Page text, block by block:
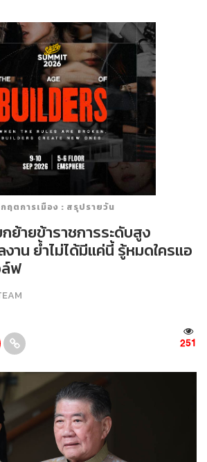
ฤตการเมือง : สรุปรายวัน
ย้ายข้าราชการระดับสูง
าน ย้ำไม่ได้มีแค่นี้ รู้หมดใครแอ
ฟ
251